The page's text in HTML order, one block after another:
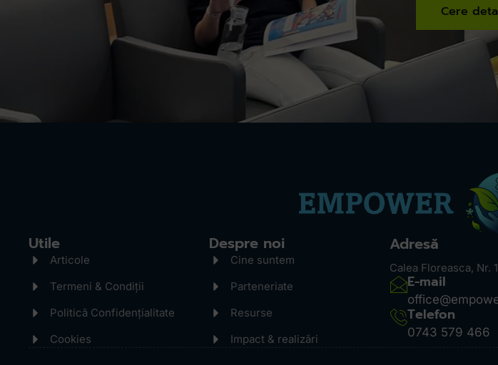
Cere
Utile
Articole
Termeni & Condiții
Politică Confidențialitate
Cookies
Despre noi
Cine suntem
Parteneriate
Resurse
Impact & realizări
Adresă
Calea Floreasca, Nr.
E-mail
Telefon
0743 579 466